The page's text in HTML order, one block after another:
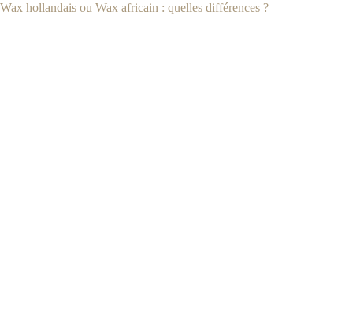
Wax hollandais ou Wax africain : quelles différences ?